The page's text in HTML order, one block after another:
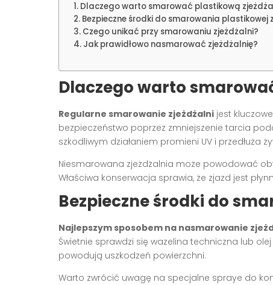
Dlaczego warto smarować plastikową
Bezpieczne środki do smarowania plastikowej
Czego unikać przy smarowaniu zjeżdżalni?
Jak prawidłowo nasmarować zjeżdżalnię?
Dlaczego warto
Regularne smarowanie zjeżdżalni jest
bezpieczeństwo poprzez zmniejszenie tarcia
szkodliwym działaniem promieni UV i przedłuża
Niesmarowana zjeżdżalnia może powodować
Właściwa konserwacja sprawia, że zjazd jest
Bezpieczne środki do
Najlepszym sposobem na nasmarowanie
Świetnie sprawdzi się wazelina techniczna lub
powodują uszkodzeń powierzchni.
Warto zwrócić uwagę na specjalne spraye do